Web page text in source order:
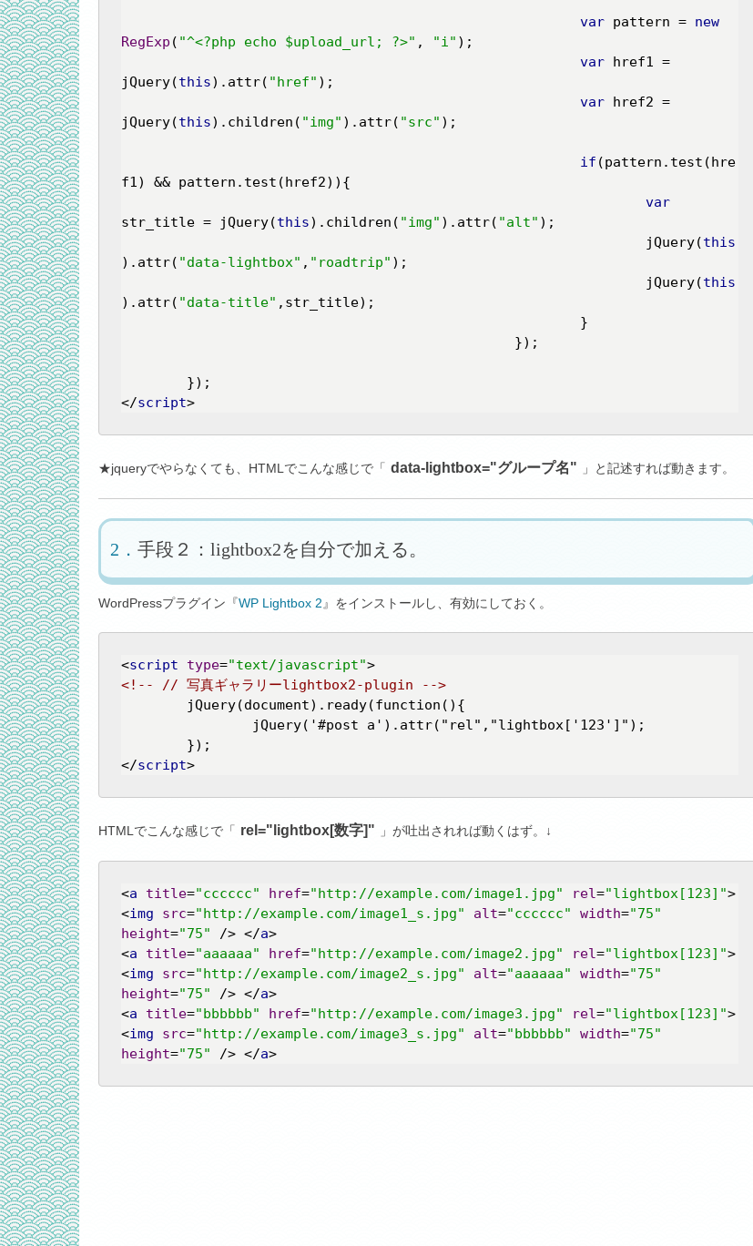
var pattern = new
RegExp ( "^<?php echo $upload_url; ?>" , "i" );
var href1 =
jQuery(this).attr( "href" );
var href2 =
jQuery(this).children( "img" ).attr( "src" );
if (pattern.test(hre
f1) && pattern.test(href2)){
var
str_title = jQuery(this).children( "img" ).attr( "alt" );
								jQuery(
this
).attr( "data-lightbox" , "roadtrip" );
								jQuery(
this
).attr( "data-title" ,str_title);
</script>
★jqueryでやらなくても、HTMLでこんな感じで「 data-lightbox="グループ名" 」と記述すれば動きます。
手段２：lightbox2を自分で加える。
WordPressプラグイン『WP Lightbox 2 』をインストールし、有効にしておく。
<script type="text/javascript">
<!-- // 写真ギャラリーlightbox2-plugin -->
</script>
HTMLでこんな感じで「 rel="lightbox[数字]" 」が吐出されれば動くはず。↓
<a title="cccccc" href="http://example.com/image1.jpg" rel="lightbox[123]">
<img src="http://example.com/image1_s.jpg" alt="cccccc" width="75"
height="75" /> </a>
<a title="aaaaaa" href="http://example.com/image2.jpg" rel="lightbox[123]">
<img src="http://example.com/image2_s.jpg" alt="aaaaaa" width="75"
height="75" /> </a>
<a title="bbbbbb" href="http://example.com/image3.jpg" rel="lightbox[123]">
<img src="http://example.com/image3_s.jpg" alt="bbbbbb" width="75"
height="75" /> </a>